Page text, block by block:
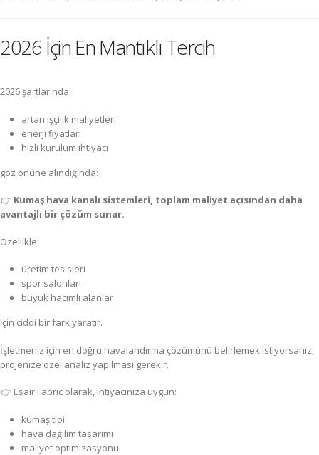
2026 İçin En Mantıklı Tercih
2026 şartlarında:
artan işçilik maliyetleri
enerji fiyatları
hızlı kurulum ihtiyacı
göz önüne alındığında:
👉 Kumaş hava kanalı sistemleri, toplam maliyet açısından daha
avantajlı bir çözüm sunar.
Özellikle:
üretim tesisleri
spor salonları
büyük hacimli alanlar
için ciddi bir fark yaratır.
İşletmeniz için en doğru havalandırma çözümünü belirlemek istiyorsanız,
projenize özel analiz yapılması gerekir.
👉 Esair Fabric olarak, ihtiyacınıza uygun:
kumaş tipi
hava dağılım tasarımı
maliyet optimizasyonu